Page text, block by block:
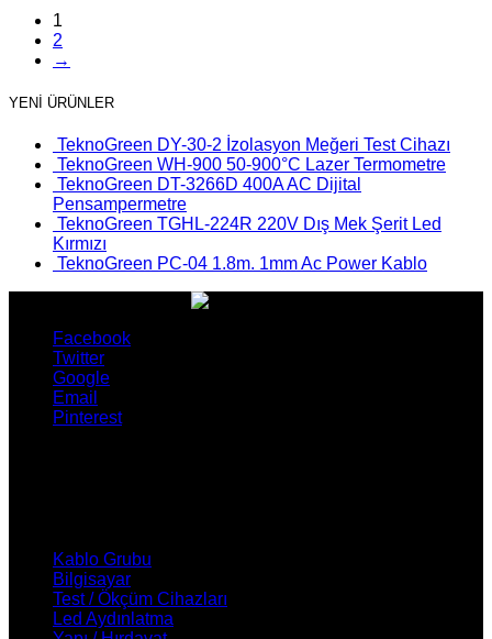
1
2
→
YENİ ÜRÜNLER
TeknoGreen DY-30-2 İzolasyon Meğeri Test Cihazı
TeknoGreen WH-900 50-900°C Lazer Termometre
TeknoGreen DT-3266D 400A AC Dijital
Pensampermetre
TeknoGreen TGHL-224R 220V Dış Mek Şerit Led
Kırmızı
TeknoGreen PC-04 1.8m. 1mm Ac Power Kablo
Facebook
Twitter
Google
Email
Pinterest
Kablo Grubu
Bilgisayar
Test / Ökçüm Cihazları
Led Aydınlatma